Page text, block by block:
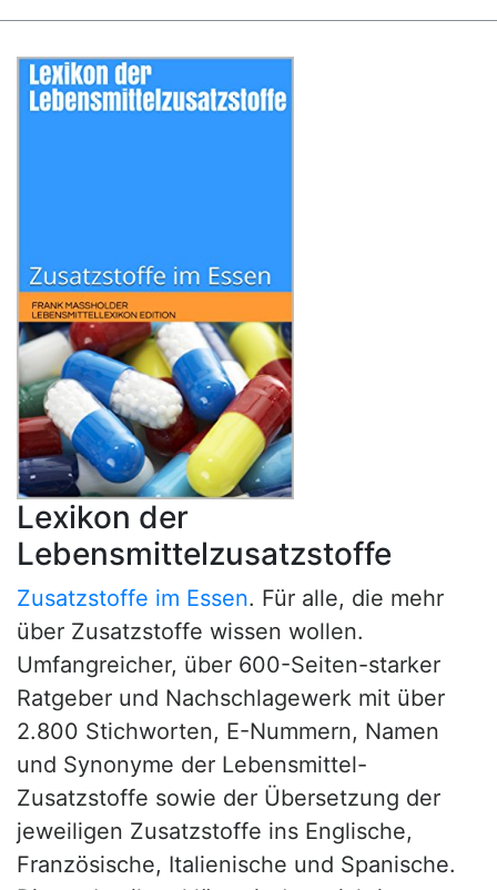
Lexikon der
Lebensmittelzusatzstoffe
Zusatzstoffe im Essen. Für alle, die mehr
über Zusatzstoffe wissen wollen.
Umfangreicher, über 600-Seiten-starker
Ratgeber und Nachschlagewerk mit über
2.800 Stichworten, E-Nummern, Namen
und Synonyme der Lebensmittel-
Zusatzstoffe sowie der Übersetzung der
jeweiligen Zusatzstoffe ins Englische,
Französische, Italienische und Spanische.